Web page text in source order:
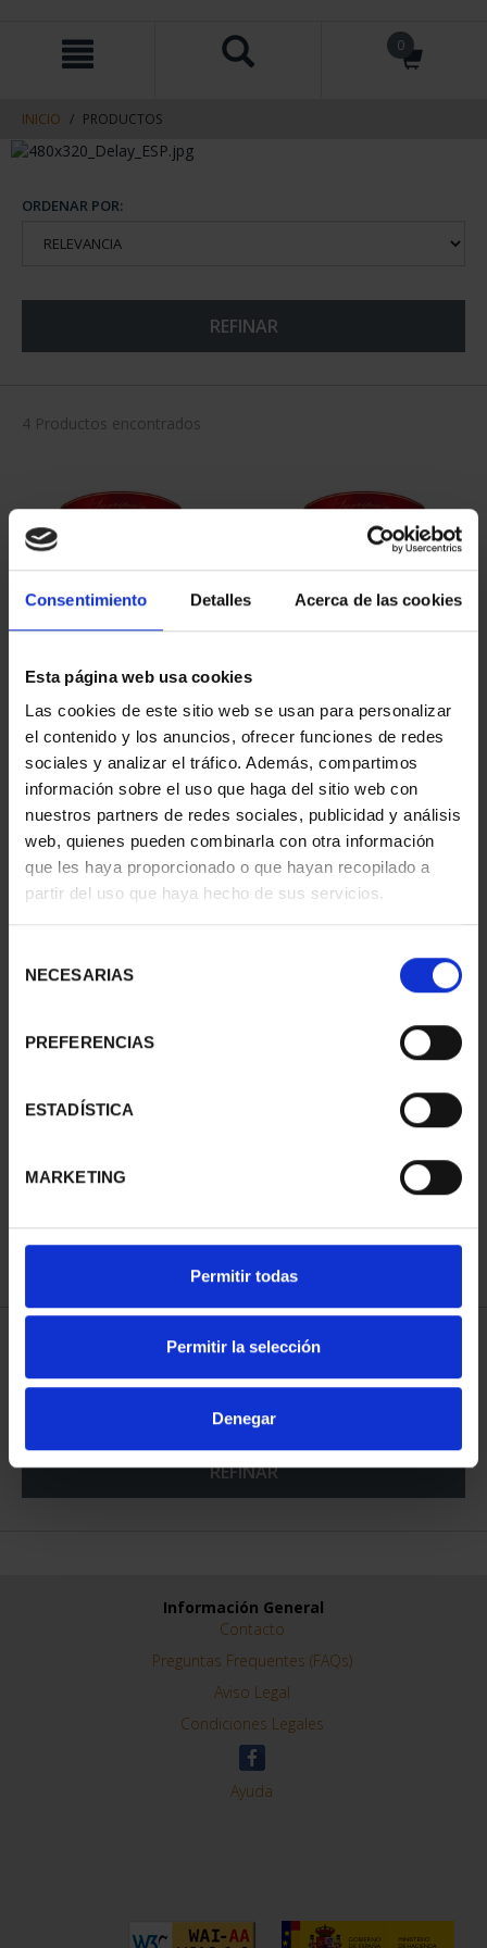
Consentimiento Detalles Acerca de las cookies
Esta página web usa cookies
Las cookies de este sitio web se usan para personalizar
el contenido y los anuncios, ofrecer funciones de redes
sociales y analizar el tráfico. Además, compartimos
información sobre el uso que haga del sitio web con
nuestros partners de redes sociales, publicidad y análisis
web, quienes pueden combinarla con otra información
que les haya proporcionado o que hayan recopilado a
partir del uso que haya hecho de sus servicios.
NECESARIAS
PREFERENCIAS
ESTADÍSTICA
MARKETING
Permitir todas
Permitir la selección
Denegar
contenido
navegacin
0
INICIO PRODUCTOS
ORDENAR POR:
REFINAR
4 Productos encontrados
SUSCRIPCIÓN
CAPITALES DE
PROVINCIA 1
949,00 €
Sólo para usuarios
registrados
SUSCRIPCIÓN
CAPITALES DE
PROVINCIA 2
949,00 €
Sólo para usuarios
registrados
SUSCRIPCIÓN
949,00 €
registrados
SUSCRIPCIÓN
CAPITALES DE
PROVINCIA 4
949,00 €
registrados
REFINAR
Información General
Contacto
Preguntas Frequentes (FAQs)
Aviso Legal
Condiciones Legales
Ayuda